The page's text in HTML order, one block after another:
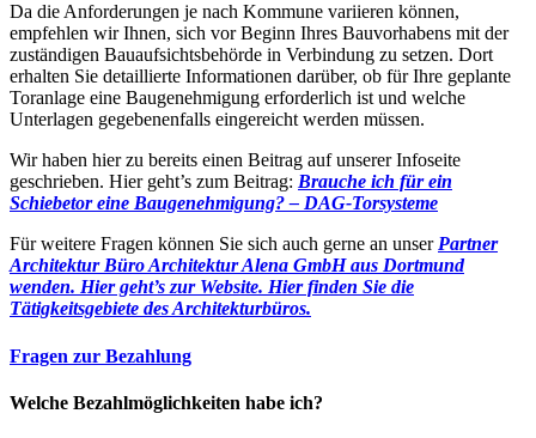
Da die Anforderungen je nach Kommune variieren können,
empfehlen wir Ihnen, sich vor Beginn Ihres Bauvorhabens mit der
zuständigen Bauaufsichtsbehörde in Verbindung zu setzen. Dort
erhalten Sie detaillierte Informationen darüber, ob für Ihre geplante
Toranlage eine Baugenehmigung erforderlich ist und welche
Unterlagen gegebenenfalls eingereicht werden müssen.
Wir haben hier zu bereits einen Beitrag auf unserer Infoseite
geschrieben. Hier geht’s zum Beitrag: Brauche ich für ein
Schiebetor eine Baugenehmigung? – DAG-Torsysteme
Für weitere Fragen können Sie sich auch gerne an unser Partner
Architektur Büro Architektur Alena GmbH aus Dortmund
wenden. Hier geht’s zur Website. Hier finden Sie die
Tätigkeitsgebiete des Architekturbüros.
Fragen zur Bezahlung
Welche Bezahlmöglichkeiten habe ich?